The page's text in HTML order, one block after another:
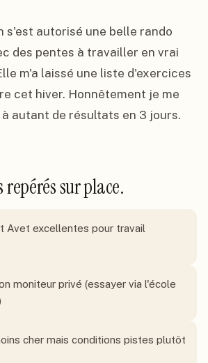
s'est autorisé une belle rando
des pentes à travailler en vrai
m'a laissé une liste d'exercices
cet hiver. Honnêtement je me
autant de résultats en 3 jours.
repérés sur place.
Avet excellentes pour travail
moniteur privé (essayer via l'école
cher mais conditions pistes plutôt